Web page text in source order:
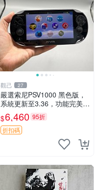
觀己 27
嚴選索尼PSV1000 黑色版，
系統更新至3.36，功能完美屏
幕清晰，附贈原裝充電線。全
新未拆封，內存卡另售。 PS
V1000 PSV 紅包版
$6,460 95折
折扣碼